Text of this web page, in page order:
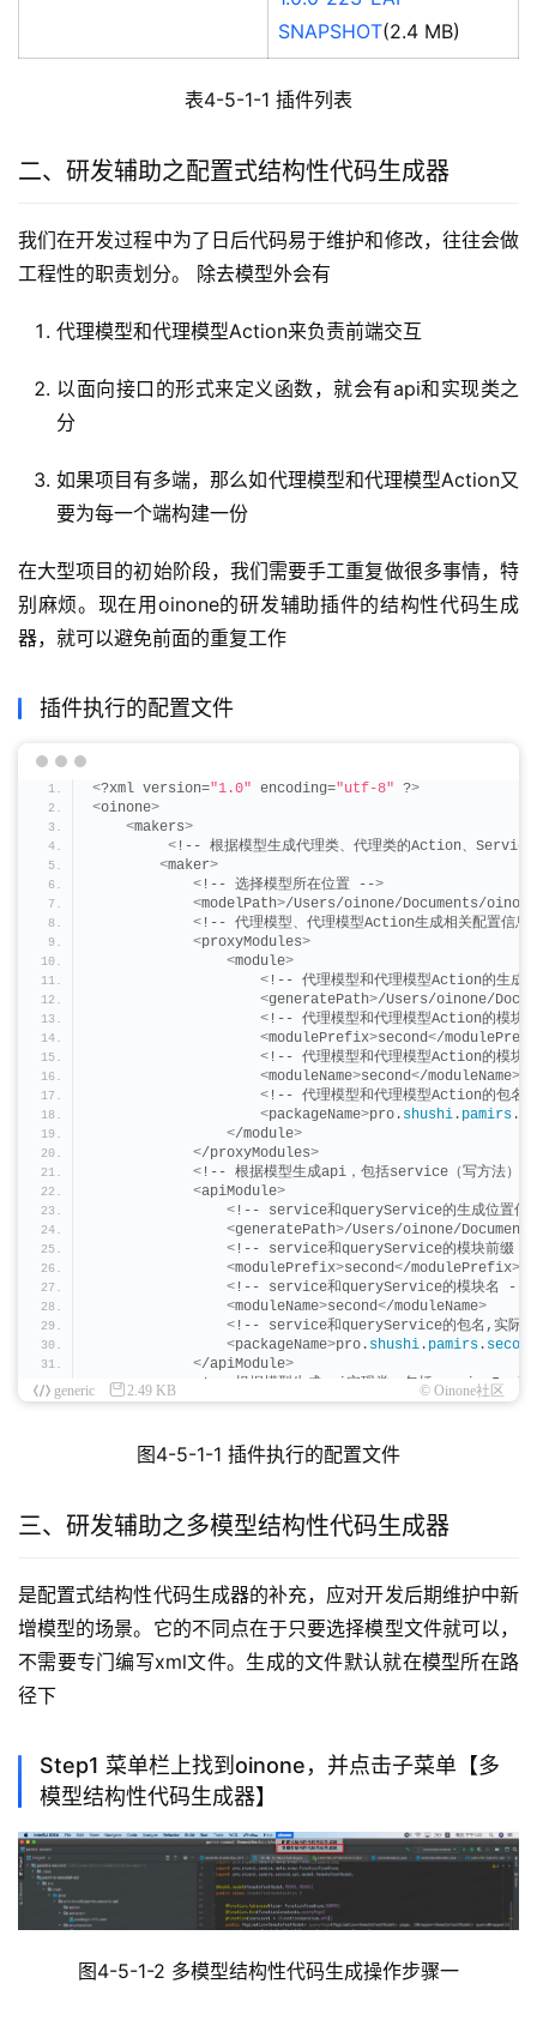
SNAPSHOT(2.4 MB)
表4-5-1-1 插件列表
二、研发辅助之配置式结构性代码生成器
我们在开发过程中为了日后代码易于维护和修改，往往会做
工程性的职责划分。 除去模型外会有
代理模型和代理模型Action来负责前端交互
以面向接口的形式来定义函数，就会有api和实现类之
分
如果项目有多端，那么如代理模型和代理模型Action又
要为每一个端构建一份
在大型项目的初始阶段，我们需要手工重复做很多事情，特
别麻烦。现在用oinone的研发辅助插件的结构性代码生成
器，就可以避免前面的重复工作
插件执行的配置文件
<?xml version="1.0" encoding="utf-8" ?>
<oinone>
<makers>
< !-- 根据模型生成代理类、代理类的Action、
<maker>
< !-- 选择模型所在位置 -->
<modelPath>/Users/oinone/Documents/
< !-- 代理模型、代理模型Action生成相关配置信
<proxyModules>
<module>
< !-- 代理模型和代理模型Action的生成
<generatePath>/Users/oinone/
< !-- 代理模型和代理模型Action的模块
<modulePrefix>second</
< !-- 代理模型和代理模型Action的模块
<moduleName>second</moduleName>
< !-- 代理模型和代理模型Action的包名,
<packageName>pro. shushi . pamirs .
</module>
</proxyModules>
< !-- 根据模型生成api，包括service（写方法）
<apiModule>
< !-- service和queryService的生成位置
<generatePath>/Users/oinone/
< !-- service和queryService的模块前缀
<modulePrefix>second</modulePrefix>
< !-- service和queryService的模块名 --
<moduleName>second</moduleName>
< !-- service和queryService的包名,实际包
<packageName>pro. shushi . pamirs . second
</apiModule>
!-- 根据模型生成api实现类，包括serviceImpl
<coreModule>
< generatePath
/Users/oinone/
<!-- serviceImpl和queryServiceImpl的
<moduleName>second </moduleName
<!-- serviceImpl和queryServiceImpl的包
</maker>
</oinone>
generic 2.49 KB © Oinone社区
图4-5-1-1 插件执行的配置文件
三、研发辅助之多模型结构性代码生成器
是配置式结构性代码生成器的补充，应对开发后期维护中新
增模型的场景。它的不同点在于只要选择模型文件就可以，
不需要专门编写xml文件。生成的文件默认就在模型所在路
径下
Step1 菜单栏上找到oinone，并点击子菜单【多
模型结构性代码生成器】
图4-5-1-2 多模型结构性代码生成操作步骤一